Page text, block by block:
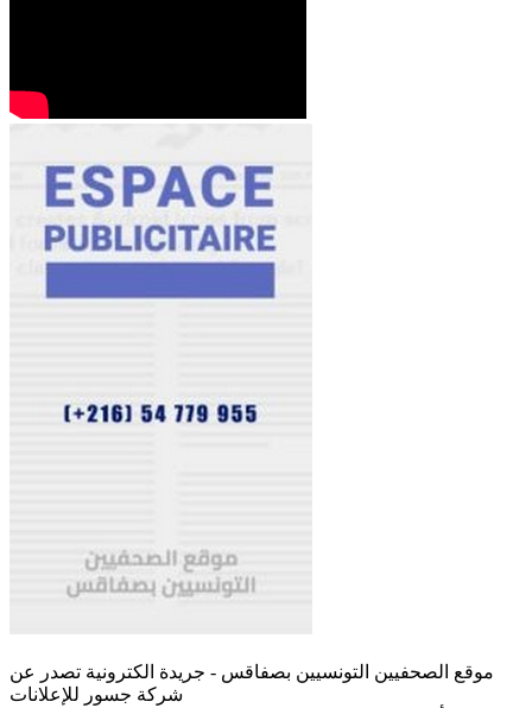
موقع الصحفيين التونسيين بصفاقس - جريدة الكترونية تصدر عن
شركة جسور للإعلانات